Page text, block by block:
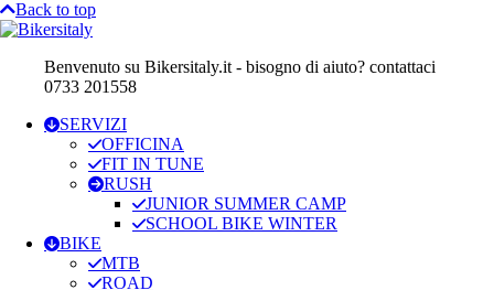
Back to top
Benvenuto su Bikersitaly.it - bisogno di aiuto? contattaci
0733 201558
SERVIZI
OFFICINA
FIT IN TUNE
RUSH
JUNIOR SUMMER CAMP
SCHOOL BIKE WINTER
BIKE
MTB
ROAD